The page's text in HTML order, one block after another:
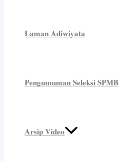
Laman Adiwiyata
Pengumuman Seleksi SPMB
Arsip Video